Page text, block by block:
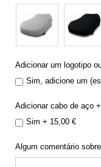
Adicionar um logotipo
Sim, adicione um
Adicionar cabo de aço
Sim + 15,00 €
Algum comentário